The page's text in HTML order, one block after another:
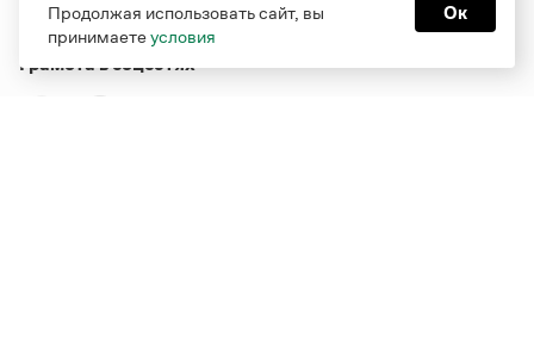
Грамота в соцсетях
Продолжая использовать сайт, вы
принимаетеусловия
Ок